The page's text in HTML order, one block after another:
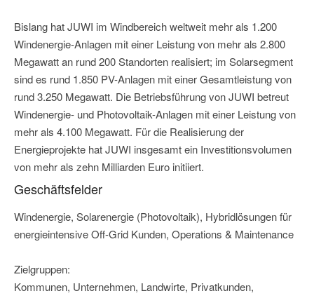
Bislang hat JUWI im Windbereich weltweit mehr als 1.200
Windenergie-Anlagen mit einer Leistung von mehr als 2.800
Megawatt an rund 200 Standorten realisiert; im Solarsegment
sind es rund 1.850 PV-Anlagen mit einer Gesamtleistung von
rund 3.250 Megawatt. Die Betriebsführung von JUWI betreut
Windenergie- und Photovoltaik-Anlagen mit einer Leistung von
mehr als 4.100 Megawatt. Für die Realisierung der
Energieprojekte hat JUWI insgesamt ein Investitionsvolumen
von mehr als zehn Milliarden Euro initiiert.
Geschäftsfelder
Windenergie, Solarenergie (Photovoltaik), Hybridlösungen für
energieintensive Off-Grid Kunden, Operations & Maintenance
Zielgruppen:
Kommunen, Unternehmen, Landwirte, Privatkunden,